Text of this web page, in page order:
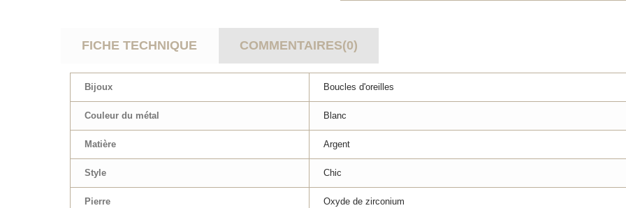
FICHE TECHNIQUE COMMENTAIRES(0)
Bijoux Boucles d'oreilles
Couleur du métal Blanc
Matière Argent
Style Chic
Pierre Oxyde de zirconium